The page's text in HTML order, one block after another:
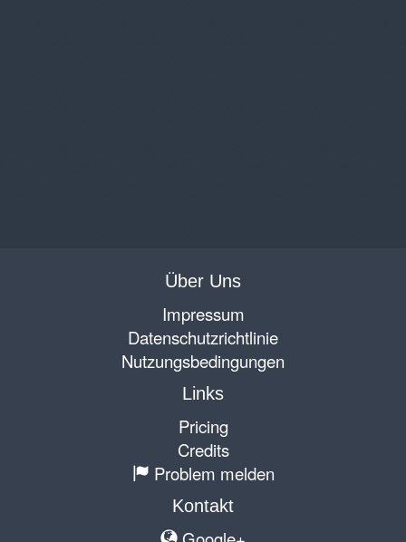
Über Uns
Impressum
Datenschutzrichtlinie
Nutzungsbedingungen
Links
Pricing
Credits
Problem melden
Kontakt